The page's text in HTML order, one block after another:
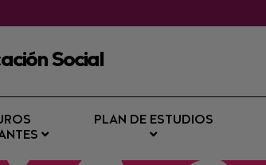
Social
PLAN DE ESTUDIOS